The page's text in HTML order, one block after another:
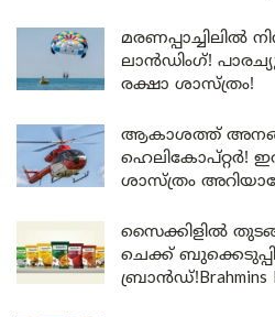
മരണപ്പാച്ചിലിൽ
ലാൻഡിംഗ്!
രക്ഷാ ശാസ്ത്രം!
ആകാശത്ത്
ഹെലികോപ്റ്റര്‍!
ശാസ്ത്രം
സൈക്കിളിൽ
ചെക്ക്
ബ്രാൻഡ്!Brahmins